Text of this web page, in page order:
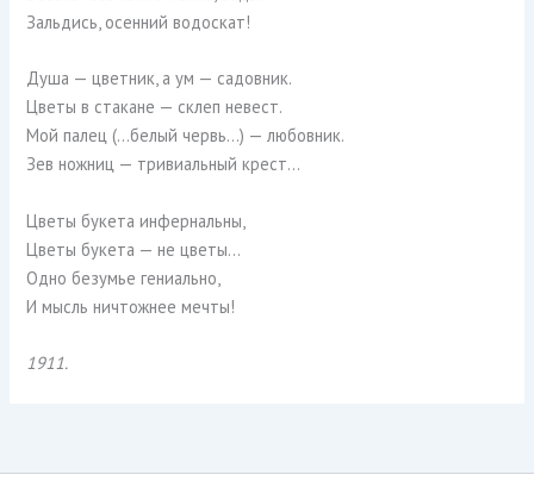
Зальдись, осенний водоскат!
Душа — цветник, а ум — садовник.
Цветы в стакане — склеп невест.
Мой палец (…белый червь…) — любовник.
Зев ножниц — тривиальный крест…
Цветы букета инфернальны,
Цветы букета — не цветы…
Одно безумье гениально,
И мысль ничтожнее мечты!
1911.